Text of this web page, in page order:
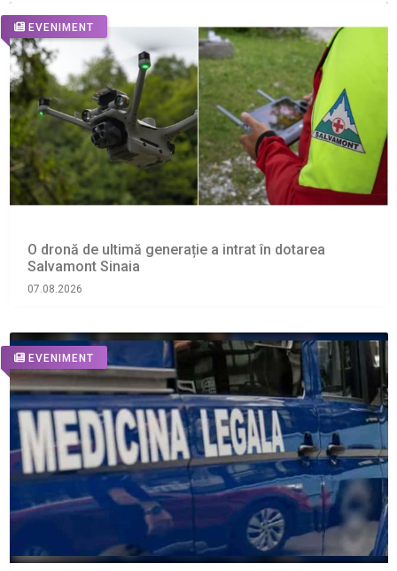
EVENIMENT
O dronă de ultimă generație a intrat în dotarea
Salvamont Sinaia
07.08.2026
EVENIMENT